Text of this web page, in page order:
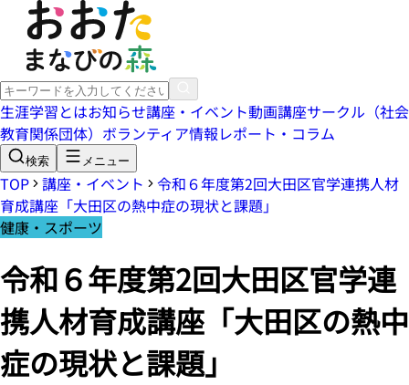
生涯学習とはお知らせ講座・イベント動画講座サークル（社会
教育関係団体） ボランティア情報レポート・コラム
検索 メニュー
TOP 講座・イベント
令和６年度第2回大田区官学連携人材
育成講座「大田区の熱中症の現状と課題」
健康・スポーツ
令和６年度第2回大田区官学連
携人材育成講座「大田区の熱中
症の現状と課題」